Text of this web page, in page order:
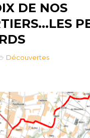
DE NOS
Découvertes